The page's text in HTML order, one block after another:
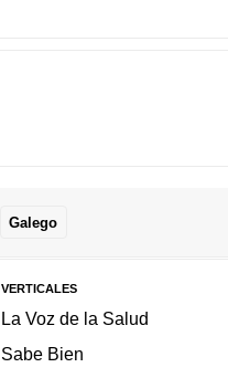
Galego
VERTICALES
La Voz de la Salud
Sabe Bien